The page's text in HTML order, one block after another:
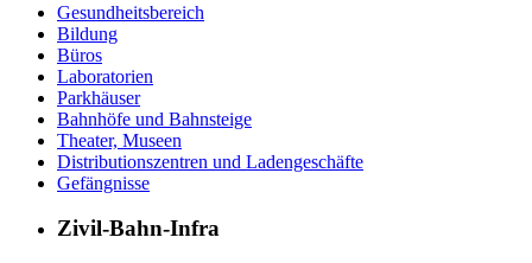
Gesundheitsbereich
Bildung
Büros
Laboratorien
Parkhäuser
Bahnhöfe und Bahnsteige
Theater, Museen
Distributionszentren und Ladengeschäfte
Gefängnisse
Zivil-Bahn-Infra